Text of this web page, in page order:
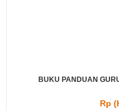
BUKU PANDUAN
Rp